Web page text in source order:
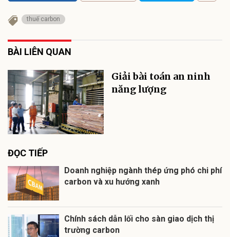
thuế carbon
BÀI LIÊN QUAN
Giải bài toán an ninh
năng lượng
ĐỌC TIẾP
Doanh nghiệp ngành thép ứng phó chi phí
carbon và xu hướng xanh
Chính sách dẫn lối cho sàn giao dịch thị
trường carbon